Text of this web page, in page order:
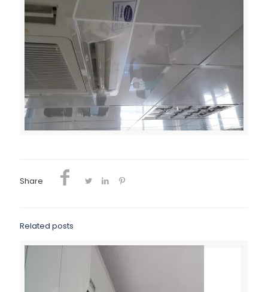
Share
Related posts